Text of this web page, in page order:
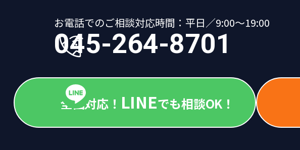
お電話でのご相談対応時間：平日／9:00～19:00
045-264-8701
全国対応！ LINEでも相談OK！